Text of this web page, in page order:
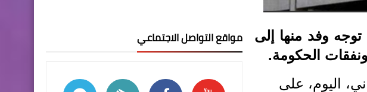
توجه وفد منها إلى
ونفقات الحكومة.
اليوم، على
مواقع التواصل الاجتماعي